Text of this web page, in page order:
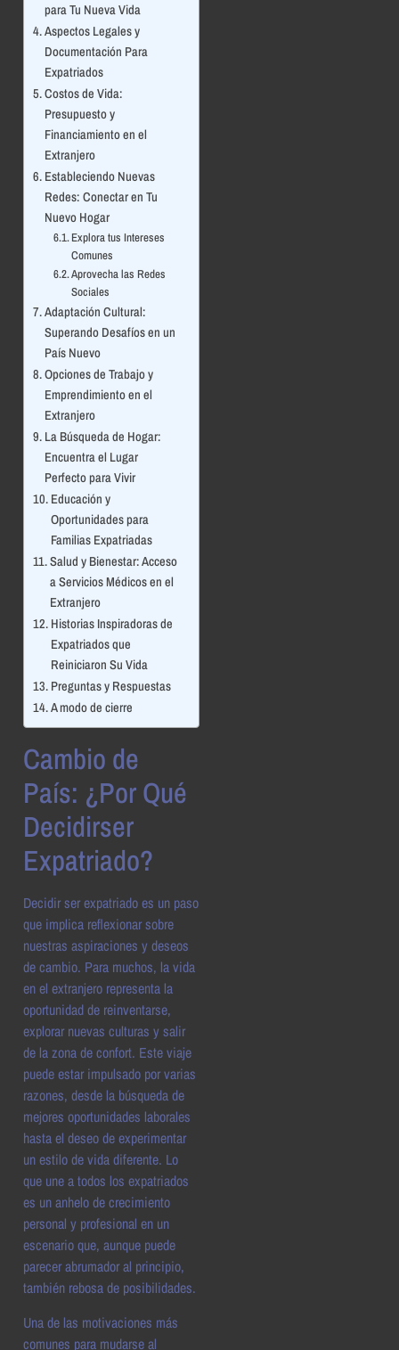
para Tu Nueva Vida
Aspectos Legales y
Documentación Para
Expatriados
Costos de Vida:
Presupuesto y
Financiamiento en el
Extranjero
Estableciendo Nuevas
Redes: Conectar en Tu
Nuevo Hogar
Explora tus Intereses
Comunes
Aprovecha las Redes
Sociales
Adaptación Cultural:
Superando Desafíos en un
País Nuevo
Opciones de Trabajo y
Emprendimiento en el
Extranjero
La Búsqueda de Hogar:
Encuentra el Lugar
Perfecto para Vivir
Educación y
Oportunidades para
Familias Expatriadas
Salud y Bienestar: Acceso
a Servicios Médicos en el
Extranjero
Historias Inspiradoras de
Expatriados que
Reiniciaron Su Vida
Preguntas y Respuestas
A modo de cierre
Cambio de
País: ¿Por Qué
Decidirser
Expatriado?
Decidir ser expatriado es un paso
que implica reflexionar sobre
nuestras aspiraciones y deseos
de cambio. Para muchos, la vida
en el extranjero representa la
oportunidad de reinventarse,
explorar nuevas culturas y salir
de la zona de confort. Este viaje
puede estar impulsado por varias
razones, desde la búsqueda de
mejores oportunidades laborales
hasta el deseo de experimentar
un estilo de vida diferente. Lo
que une a todos los expatriados
es un anhelo de crecimiento
personal y profesional en un
escenario que, aunque puede
parecer abrumador al principio,
también rebosa de posibilidades.
Una de las motivaciones más
comunes para mudarse al